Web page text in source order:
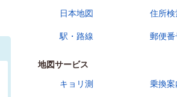
日本地図 住所検
駅・路線 郵便番
地図サービス
キョリ測
乗換案